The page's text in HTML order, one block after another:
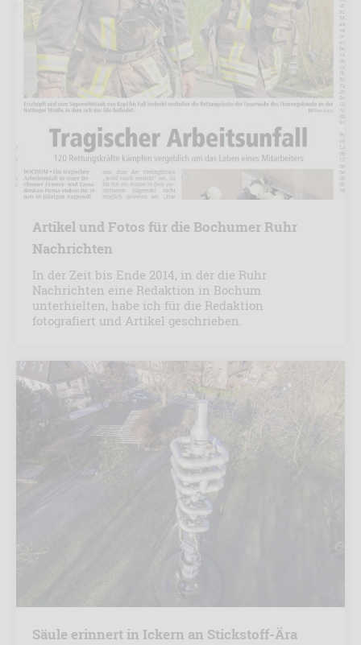
Artikel und Fotos für die Bochumer Ruhr
Nachrichten
In der Zeit bis Ende 2014, in der die Ruhr
Nachrichten eine Redaktion in Bochum
unterhielten, habe ich für die Redaktion
fotografiert und Artikel geschrieben.
Säule erinnert in Ickern an Stickstoff-Ära